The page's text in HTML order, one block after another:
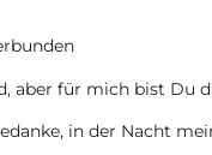
aber für mich bist Du
in der Nacht